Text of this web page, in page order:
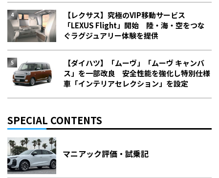
【レクサス】究極のVIP移動サービス
「LEXUS Flight」開始 陸・海・空をつな
ぐラグジュアリー体験を提供
【ダイハツ】「ムーヴ」「ムーヴ キャンバ
ス」を一部改良 安全性能を強化し特別仕様
車「インテリアセレクション」を設定
SPECIAL CONTENTS
マニアック評価・試乗記